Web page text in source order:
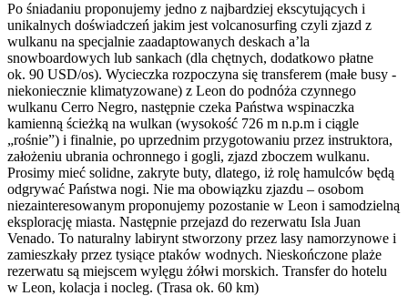
Po śniadaniu proponujemy jedno z najbardziej ekscytujących i
unikalnych doświadczeń jakim jest volcanosurfing czyli zjazd z
wulkanu na specjalnie zaadaptowanych deskach a’la
snowboardowych lub sankach (dla chętnych, dodatkowo płatne
ok. 90 USD/os). Wycieczka rozpoczyna się transferem (małe busy -
niekoniecznie klimatyzowane) z Leon do podnóża czynnego
wulkanu Cerro Negro, następnie czeka Państwa wspinaczka
kamienną ścieżką na wulkan (wysokość 726 m n.p.m i ciągle
„rośnie”) i finalnie, po uprzednim przygotowaniu przez instruktora,
założeniu ubrania ochronnego i gogli, zjazd zboczem wulkanu.
Prosimy mieć solidne, zakryte buty, dlatego, iż rolę hamulców będą
odgrywać Państwa nogi. Nie ma obowiązku zjazdu – osobom
niezainteresowanym proponujemy pozostanie w Leon i samodzielną
eksplorację miasta. Następnie przejazd do rezerwatu Isla Juan
Venado. To naturalny labirynt stworzony przez lasy namorzynowe i
zamieszkały przez tysiące ptaków wodnych. Nieskończone plaże
rezerwatu są miejscem wylęgu żółwi morskich. Transfer do hotelu
w Leon, kolacja i nocleg. (Trasa ok. 60 km)